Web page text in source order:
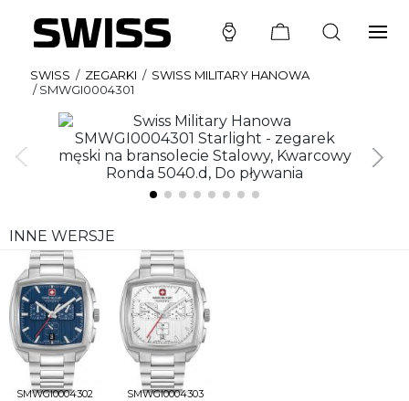
SWISS / ZEGARKI / SWISS MILITARY HANOWA
/SMWGI0004301
INNE WERSJE
SMWGI0004302 SMWGI0004303